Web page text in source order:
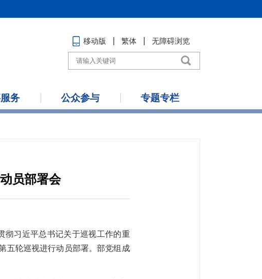
移动版 繁体 无障碍浏览
务 公众参与 专题专栏
员部署会
彻习近平总书记关于巡视工作的重
五轮巡视进行动员部署。部党组成